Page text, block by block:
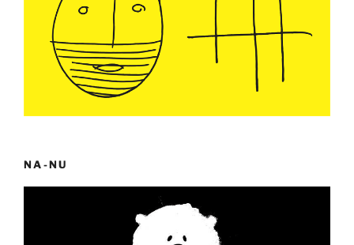
NA-NU